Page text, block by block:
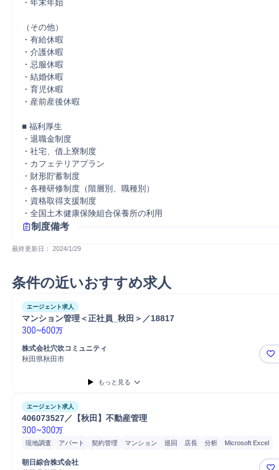
・年末年始
（その他）
・有給休暇
・介護休暇
・忌服休暇
・結婚休暇
・育児休暇
・産前産後休暇
■ 福利厚生
・退職金制度
・社宅、借上寮制度
・カフェテリアプラン
・財形貯蓄制度
・各種研修制度（階層別、職種別）
・資格取得支援制度
・全国土木健康保険組合保養所の利用
制度備考
最終更新日： 2024/1/29
条件の近いおすすめ求人
エージェント求人
マンション管理＜正社員_秋田＞／18817
300~600万
株式会社穴吹コミュニティ
秋田県秋田市
もっと見る
エージェント求人
406073527／【秋田】不動産管理
300~300万
現地調査 アパート 契約管理 マンション 巡回 店長 分析
Microsoft Excel
自動車/輸送機器
朝日綜合株式会社